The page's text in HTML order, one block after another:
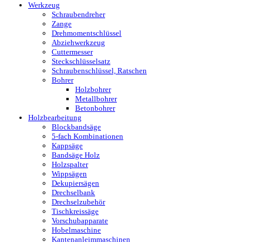
Werkzeug
Schraubendreher
Zange
Drehmomentschlüssel
Abziehwerkzeug
Cuttermesser
Steckschlüsselsatz
Schraubenschlüssel, Ratschen
Bohrer
Holzbohrer
Metallbohrer
Betonbohrer
Holzbearbeitung
Blockbandsäge
5-fach Kombinationen
Kappsäge
Bandsäge Holz
Holzspalter
Wippsägen
Dekupiersägen
Drechselbank
Drechselzubehör
Tischkreissäge
Vorschubapparate
Hobelmaschine
Kantenanleimmaschinen